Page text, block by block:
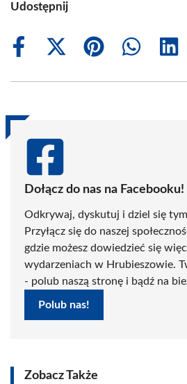
Udostępnij
Share
Share
(Twitter)
Share
Share
Dołącz do nas na Facebooku!
Odkrywaj, dyskutuj i dziel się
Przyłącz się do naszej
gdzie możesz dowiedzieć się
wydarzeniach w Hrubieszowie.
- polub naszą stronę i bądź na
Polub nas!
Zobacz Także